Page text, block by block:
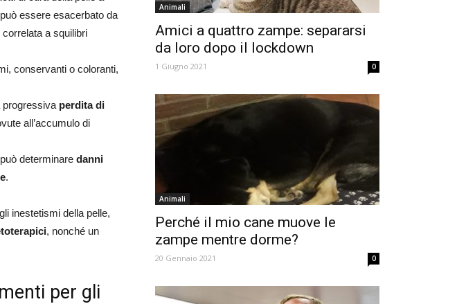
essere esacerbato da
a squilibri
conservanti o coloranti,
progressiva perdita di
all’accumulo di
determinare danni
.
inestetismi della pelle,
, nonché un
per gli
Animali
Amici a quattro zampe: separarsi
da loro dopo il lockdown
1 Giugno 2021 0
Animali
Perché il mio cane muove le
zampe mentre dorme?
20 Gennaio 2021 0